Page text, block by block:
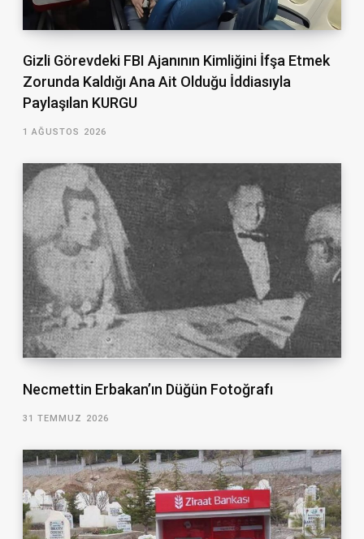
Gizli Görevdeki FBI Ajanının Kimliğini İfşa Etmek
Zorunda Kaldığı Ana Ait Olduğu İddiasıyla
Paylaşılan KURGU
1 AĞUSTOS 2026
Necmettin Erbakan’ın Düğün Fotoğrafı
31 TEMMUZ 2026